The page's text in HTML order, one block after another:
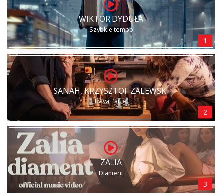
WIKTOR DYDUŁA
Szybkie tempo
1
SANAH, KRZYSZTOF ZALEWSKI
Eviva L’arte!
2
ZALIA
Diament
3